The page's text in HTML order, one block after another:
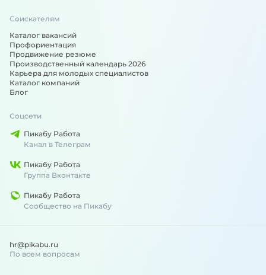
Соискателям
Каталог вакансий
Профориентация
Продвижение резюме
Производственный календарь 2026
Карьера для молодых специалистов
Каталог компаний
Блог
Соцсети
Пикабу Работа
Канал в Телеграм
Пикабу Работа
Группа Вконтакте
Пикабу Работа
Сообщество на Пикабу
hr@pikabu.ru
По всем вопросам